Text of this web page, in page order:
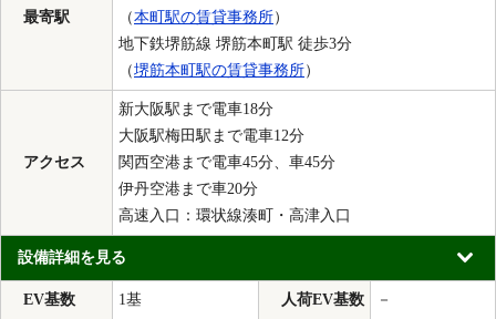
最寄駅
（本町駅の賃貸事務所）
地下鉄堺筋線 堺筋本町駅 徒歩3分
（堺筋本町駅の賃貸事務所）
アクセス
新大阪駅まで電車18分
大阪駅梅田駅まで電車12分
関西空港まで電車45分、車45分
伊丹空港まで車20分
高速入口：環状線湊町・高津入口
設備詳細を見る
EV基数 1基 人荷EV基数 －